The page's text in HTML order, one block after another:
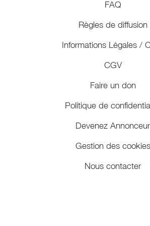
FAQ
Règles de diffusion
Informations Légales /
CGV
Faire un don
Politique de
Devenez Annonceur
Gestion des cookies
Nous contacter